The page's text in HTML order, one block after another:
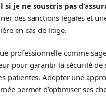
si je ne souscris pas
des sanctions légales et
en cas de litige.
professionnelle comme
pour garantir la sécurité de
patientes. Adopter une
permet d’optimiser ses